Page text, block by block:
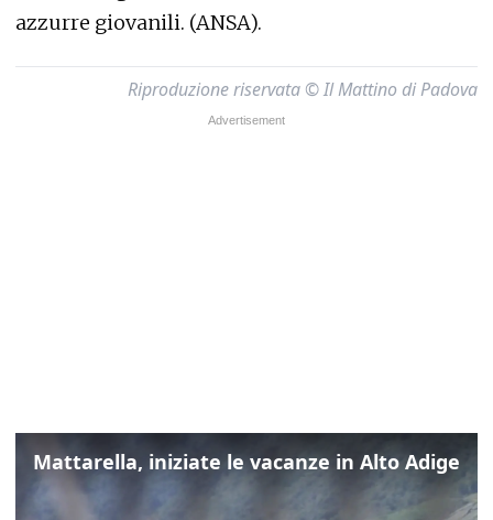
azzurre giovanili. (ANSA).
Riproduzione riservata © Il Mattino di Padova
Mattarella, iniziate le vacanze in Alto Adige